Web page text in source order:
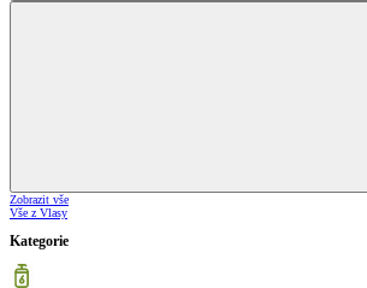
Zobrazit vše
Vše z Vlasy
Kategorie